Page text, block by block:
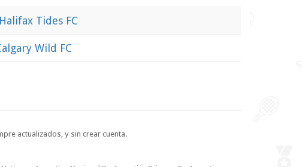
Halifax Tides FC
Wild FC
actualizados, y sin crear cuenta.